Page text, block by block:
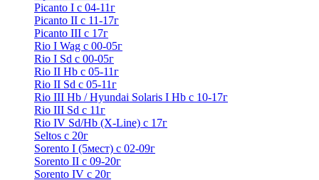
Picanto I с 04-11г
Picanto II c 11-17г
Picanto III c 17г
Rio I Wag c 00-05г
Rio I Sd с 00-05г
Rio II Hb с 05-11г
Rio II Sd с 05-11г
Rio III Hb / Hyundai Solaris I Hb с 10-17г
Rio III Sd c 11г
Rio IV Sd/Hb (X-Line) с 17г
Seltos с 20г
Sorento I (5мест) с 02-09г
Sorento II c 09-20г
Sorento IV с 20г